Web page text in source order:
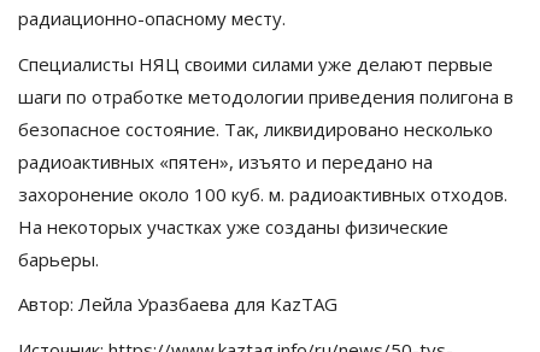
радиационно-опасному месту.
Специалисты НЯЦ своими силами уже делают первые
шаги по отработке методологии приведения полигона в
безопасное состояние. Так, ликвидировано несколько
радиоактивных «пятен», изъято и передано на
захоронение около 100 куб. м. радиоактивных отходов.
На некоторых участках уже созданы физические
барьеры.
Автор: Лейла Уразбаева для KazTAG